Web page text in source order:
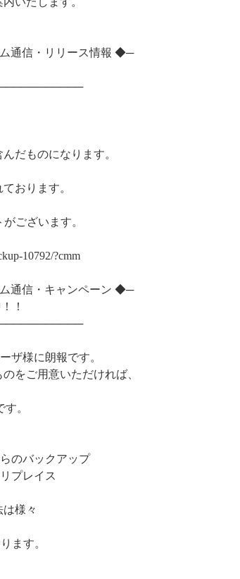
信・リリース情報 ◆─
だものになります。
おります。
ございます。
10792/?cmm
信・キャンペーン ◆─
！
ザ様に朗報です。
をご用意いただければ、
。
のバックアップ
プレイス
様々
ます。